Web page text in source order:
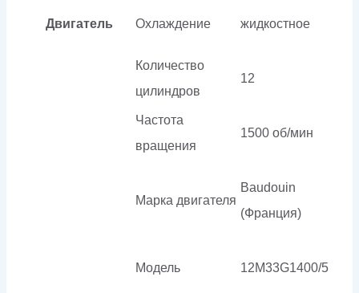
Двигатель Охлаждение жидкостное
Количество
цилиндров
12
Частота
вращения
1500 об/мин
Марка двигателя
Baudouin
(Франция)
Модель 12M33G1400/5